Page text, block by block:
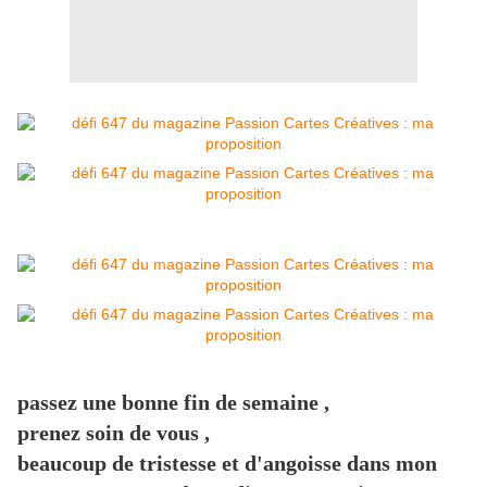
passez une bonne fin de semaine ,
prenez soin de vous ,
beaucoup de tristesse et d'angoisse dans mon